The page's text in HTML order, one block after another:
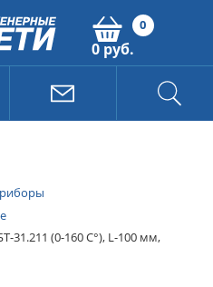
0
0 руб.
31.211 (0-160 С°), L-100 мм,